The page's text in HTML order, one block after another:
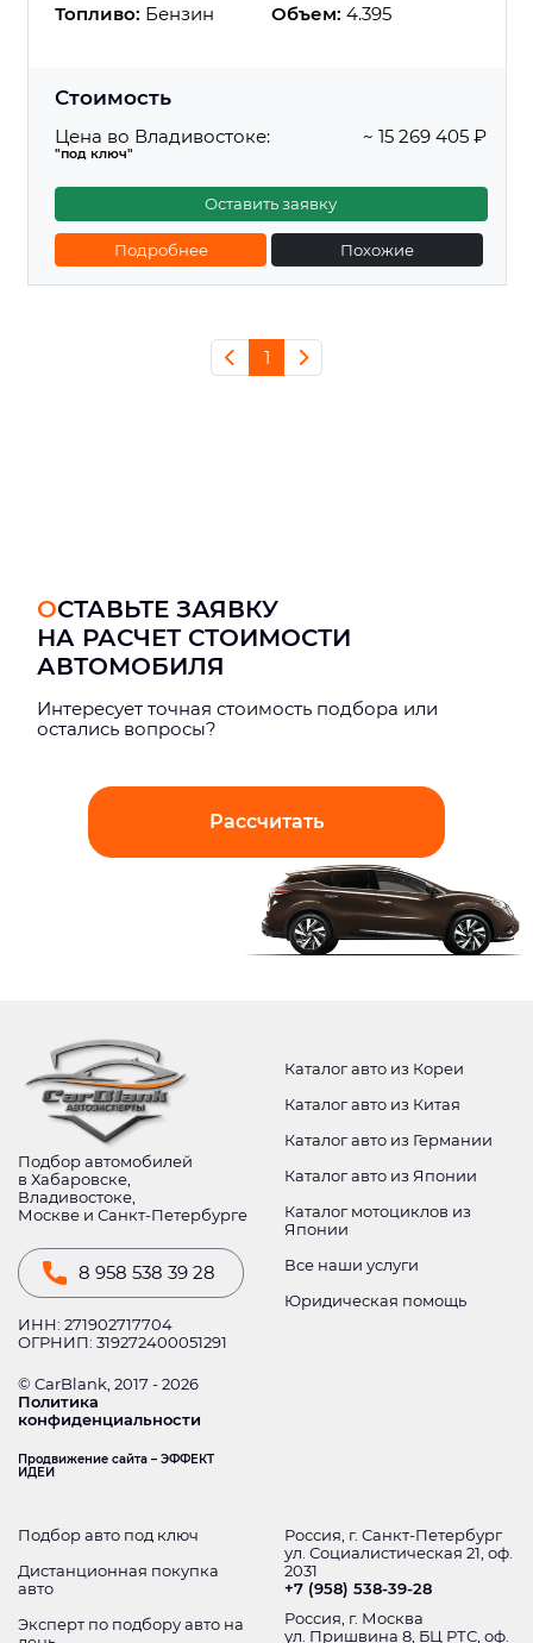
Топливо: Бензин Объем: 4.395
Стоимость
Цена во Владивостоке:
"под ключ"
~ 15 269 405 ₽
Оставить заявку
Подробнее Похожие
1
ОСТАВЬТЕ ЗАЯВКУ
НА РАСЧЕТ СТОИМОСТИ
АВТОМОБИЛЯ
Интерeсует точная стоимость подбора или
остались вопросы?
Рассчитать
Подбор автомобилей
в Хабаровске,
Владивостоке,
Москве и Санкт-Петербурге
8 958 538 39 28
ИНН: 271902717704
ОГРНИП: 319272400051291
© CarBlank, 2017 - 2026
Политика
конфиденциальности
Продвижение сайта – ЭФФЕКТ
ИДЕИ
Каталог авто из Кореи
Каталог авто из Китая
Каталог авто из Германии
Каталог авто из Японии
Каталог мотоциклов из
Японии
Все наши услуги
Юридическая помощь
Подбор авто под ключ
Дистанционная покупка
авто
Эксперт по подбору авто на
Россия, г. Санкт-Петербург
ул. Социалистическая 21, оф.
2031
+7 (958) 538-39-28
Россия, г. Москва
ул. Пришвина 8, БЦ РТС, оф.